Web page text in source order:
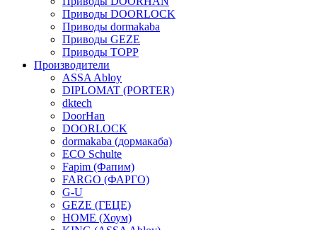
Приводы DOORLOCK
Приводы dormakaba
Приводы GEZE
Приводы TOPP
Производители
ASSA Abloy
DIPLOMAT (PORTER)
dktech
DoorHan
DOORLOCK
dormakaba (дормакаба)
ECO Schulte
Fapim (Фапим)
FARGO (ФАРГО)
G-U
GEZE (ГЕЦЕ)
HOME (Хоум)